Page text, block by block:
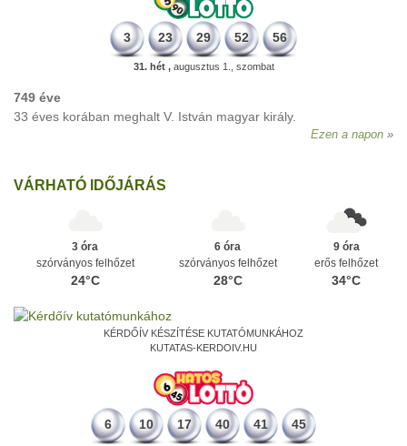
3 23 29 52 56
31. hét ,augusztus 1., szombat
749 éve
33 éves korában meghalt V. István magyar király.
Ezen a napon
VÁRHATÓ IDŐJÁRÁS
3 óra
szórványos felhőzet
24°C
6 óra
szórványos felhőzet
28°C
9 óra
erős felhőzet
34°C
KÉRDŐÍV KÉSZÍTÉSE KUTATÓMUNKÁHOZ
KUTATAS-KERDOIV.HU
6 10 17 40 41 45